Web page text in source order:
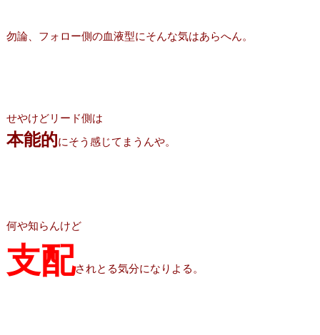
勿論、フォロー側の血液型にそんな気はあらへん。
せやけどリード側は
本能的にそう感じてまうんや。
何や知らんけど
支配されとる気分になりよる。